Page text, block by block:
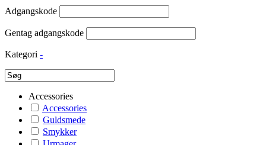
Adgangskode
Gentag adgangskode
Kategori -
Accessories
Accessories
Guldsmede
Smykker